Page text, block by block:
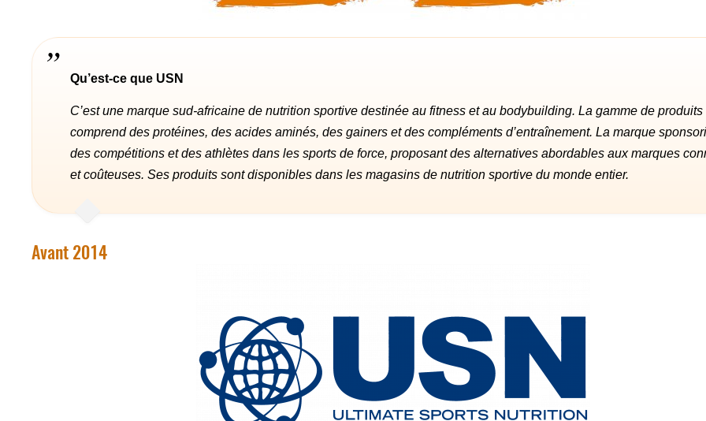
Qu’est-ce que USN
C’est une marque sud-africaine de nutrition sportive destinée au fitness et au bodybuilding. La gamme de produits
comprend des protéines, des acides aminés, des gainers et des compléments d’entraînement. La marque
des compétitions et des athlètes dans les sports de force, proposant des alternatives abordables aux marques
et coûteuses. Ses produits sont disponibles dans les magasins de nutrition sportive du monde entier.
Avant 2014